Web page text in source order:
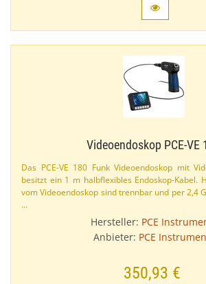
Videoendoskop PCE-​VE
Das PCE-​VE 180 Funk Videoendoskop mit
besitzt ein 1 m halbflexibles Endoskop-​Kabel.
vom Videoendoskop sind trennbar und per 2,​4
…
Hersteller: PCE
Anbieter: PCE
350,93 €